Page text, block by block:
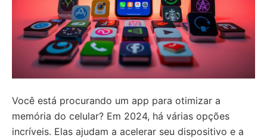
Você está procurando um app para otimizar a
memória do celular? Em 2024, há várias opções
incríveis. Elas ajudam a acelerar seu dispositivo e a